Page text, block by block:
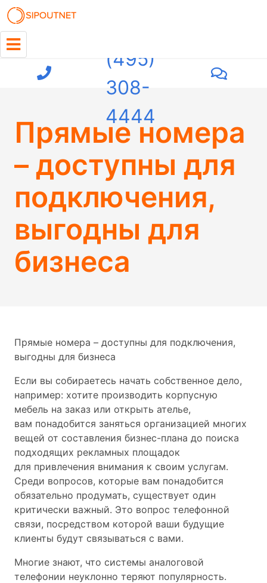
(495)
308-
4444
Прямые номера
– доступны для
подключения,
выгодны для
бизнеса
Прямые номера – доступны для подключения,
выгодны для бизнеса
Если вы собираетесь начать собственное дело,
например: хотите производить корпусную
мебель на заказ или открыть ателье,
вам понадобится заняться организацией многих
вещей от составления бизнес-плана до поиска
подходящих рекламных площадок
для привлечения внимания к своим услугам.
Среди вопросов, которые вам понадобится
обязательно продумать, существует один
критически важный. Это вопрос телефонной
связи, посредством которой ваши будущие
клиенты будут связываться с вами.
Многие знают, что системы аналоговой
телефонии неуклонно теряют популярность.